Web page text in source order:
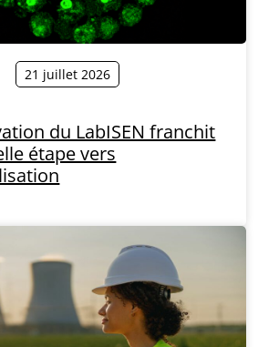
21 juillet 2026
du LabISEN franchit
étape vers